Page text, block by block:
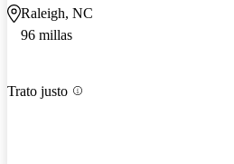
Raleigh, NC
96 millas
Trato justo